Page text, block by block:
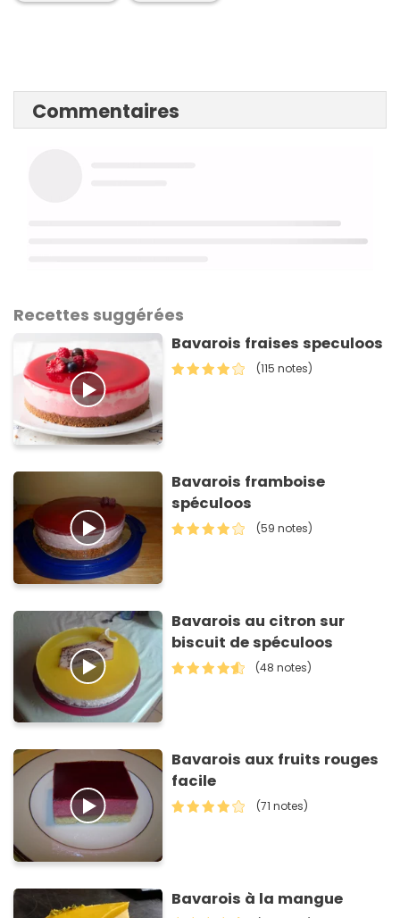
Commentaires
Recettes suggérées
Bavarois fraises speculoos
(115 notes)
Bavarois framboise
spéculoos
(59 notes)
Bavarois au citron sur
biscuit de spéculoos
(48 notes)
Bavarois aux fruits rouges
facile
(71 notes)
Bavarois à la mangue